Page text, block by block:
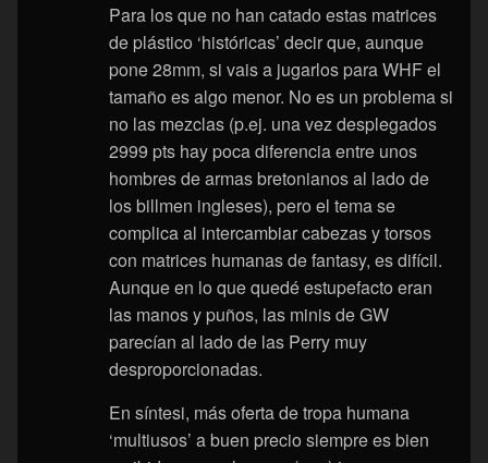
Para los que no han catado estas matrices
de plástico ‘históricas’ decir que, aunque
pone 28mm, si vais a jugarlos para WHF el
tamaño es algo menor. No es un problema si
no las mezclas (p.ej. una vez desplegados
2999 pts hay poca diferencia entre unos
hombres de armas bretonianos al lado de
los billmen ingleses), pero el tema se
complica al intercambiar cabezas y torsos
con matrices humanas de fantasy, es difícil.
Aunque en lo que quedé estupefacto eran
las manos y puños, las minis de GW
parecían al lado de las Perry muy
desproporcionadas.
En síntesi, más oferta de tropa humana
‘multiusos’ a buen precio siempre es bien